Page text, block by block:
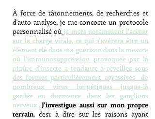
À force de tâtonnements, de recherches et
d'auto-analyse, je me concocte un protocole
personnalisé où je mets notamment l'accent
sur la charge virale, ce qui s'avérera être un
élément clé dans ma guérison dans la mesure
où l'immunosuppression provoquée par la
piqûre d'insecte a tendance à réveiller sous
des formes particulièrement agressives de
nombreux virus herpétiques jusque-là
gardés en dormance dans les ganglions
nerveux. J'investigue aussi sur mon propre
terrain, c'est à dire sur les raisons ayant